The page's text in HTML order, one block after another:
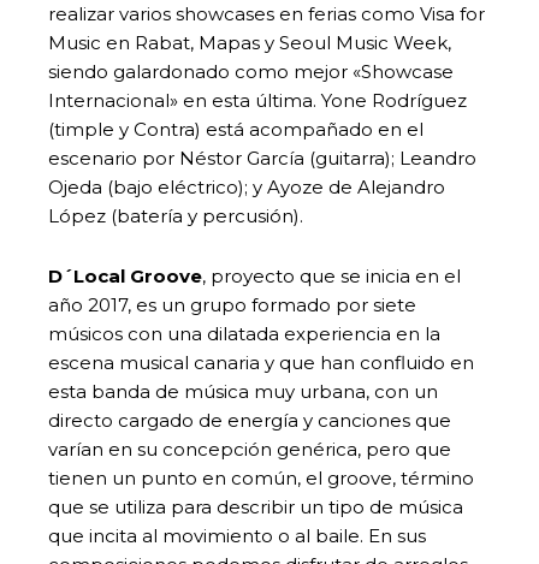
realizar varios showcases en ferias como Visa for
Music en Rabat, Mapas y Seoul Music Week,
siendo galardonado como mejor «Showcase
Internacional» en esta última. Yone Rodríguez
(timple y Contra) está acompañado en el
escenario por Néstor García (guitarra); Leandro
Ojeda (bajo eléctrico); y Ayoze de Alejandro
López (batería y percusión).
D´Local Groove, proyecto que se inicia en el
año 2017, es un grupo formado por siete
músicos con una dilatada experiencia en la
escena musical canaria y que han confluido en
esta banda de música muy urbana, con un
directo cargado de energía y canciones que
varían en su concepción genérica, pero que
tienen un punto en común, el groove, término
que se utiliza para describir un tipo de música
que incita al movimiento o al baile. En sus